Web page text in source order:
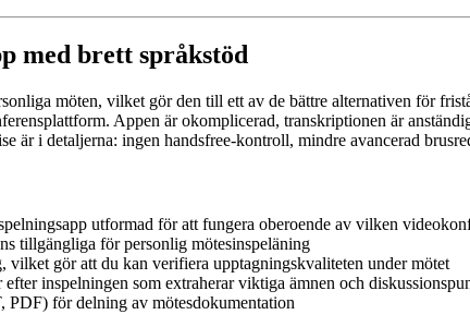
med brett språkstöd
möten, vilket gör den till ett av de bättre alternativen för
Appen är okomplicerad, transkriptionen är
är i detaljerna: ingen handsfree-kontroll, mindre avancerad
utformad för att fungera oberoende av vilken
tillgängliga för personlig mötesinspeläning
vilket gör att du kan verifiera upptagningskvaliteten under mötet
inspelningen som extraherar viktiga ämnen och
för delning av mötesdokumentation